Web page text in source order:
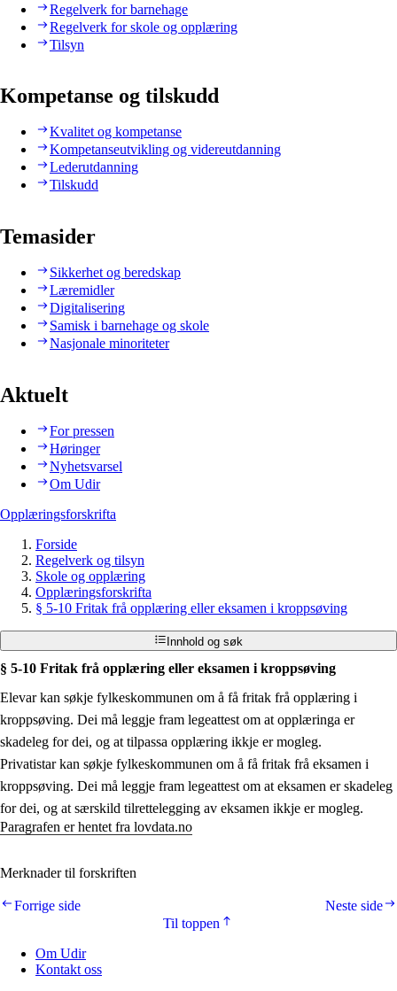
Regelverk for barnehage
Regelverk for skole og opplæring
Tilsyn
Kompetanse og tilskudd
Kvalitet og kompetanse
Kompetanseutvikling og videreutdanning
Lederutdanning
Tilskudd
Temasider
Sikkerhet og beredskap
Læremidler
Digitalisering
Samisk i barnehage og skole
Nasjonale minoriteter
Aktuelt
For pressen
Høringer
Nyhetsvarsel
Om Udir
Opplæringsforskrifta
Forside
Regelverk og tilsyn
Skole og opplæring
Opplæringsforskrifta
§ 5-10 Fritak frå opplæring eller eksamen i kroppsøving
Innhold og søk
§ 5-10 Fritak frå opplæring eller eksamen i kroppsøving
Elevar kan søkje fylkeskommunen om å få fritak frå opplæring i
kroppsøving. Dei må leggje fram legeattest om at opplæringa er
skadeleg for dei, og at tilpassa opplæring ikkje er mogleg.
Privatistar kan søkje fylkeskommunen om å få fritak frå eksamen i
kroppsøving. Dei må leggje fram legeattest om at eksamen er skadeleg
for dei, og at særskild tilrettelegging av eksamen ikkje er mogleg.
Paragrafen er hentet fra lovdata.no
Merknader til forskriften
Neste side
Forrige side
Til toppen
Om Udir
Kontakt oss